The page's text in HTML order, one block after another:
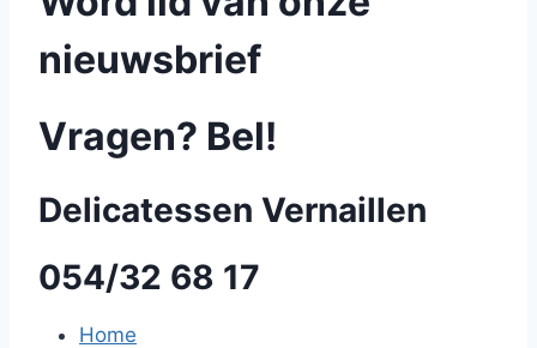
nieuwsbrief
Vragen? Bel!
Delicatessen Vernaillen
054/32 68 17
Home